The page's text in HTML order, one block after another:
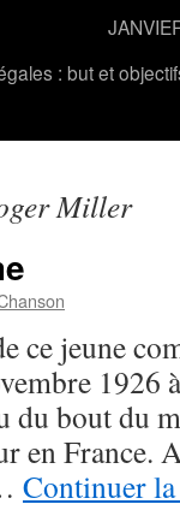
: but et
Miller
ce jeune
1926
du bout du
en France.
Continuer